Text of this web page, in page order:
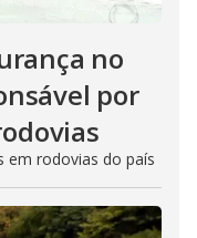
no
por
em rodovias do país